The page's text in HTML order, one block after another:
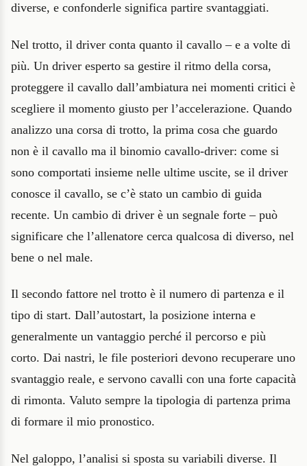
diverse, e confonderle significa partire svantaggiati.
Nel trotto, il driver conta quanto il cavallo – e a volte di
più. Un driver esperto sa gestire il ritmo della corsa,
proteggere il cavallo dall’ambiatura nei momenti critici è
scegliere il momento giusto per l’accelerazione. Quando
analizzo una corsa di trotto, la prima cosa che guardo
non è il cavallo ma il binomio cavallo-driver: come si
sono comportati insieme nelle ultime uscite, se il driver
conosce il cavallo, se c’è stato un cambio di guida
recente. Un cambio di driver è un segnale forte – può
significare che l’allenatore cerca qualcosa di diverso, nel
bene o nel male.
Il secondo fattore nel trotto è il numero di partenza e il
tipo di start. Dall’autostart, la posizione interna e
generalmente un vantaggio perché il percorso e più
corto. Dai nastri, le file posteriori devono recuperare uno
svantaggio reale, e servono cavalli con una forte capacità
di rimonta. Valuto sempre la tipologia di partenza prima
di formare il mio pronostico.
Nel galoppo, l’analisi si sposta su variabili diverse. Il